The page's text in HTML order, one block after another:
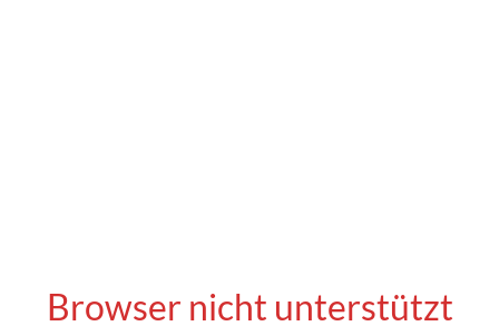
Browser nicht unterstützt